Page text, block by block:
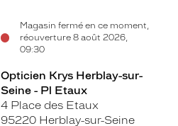
Magasin fermé en ce moment,
réouverture 8 août 2026,
09:30
Opticien Krys Herblay-sur-
Seine - Pl Etaux
4 Place des Etaux
95220 Herblay-sur-Seine